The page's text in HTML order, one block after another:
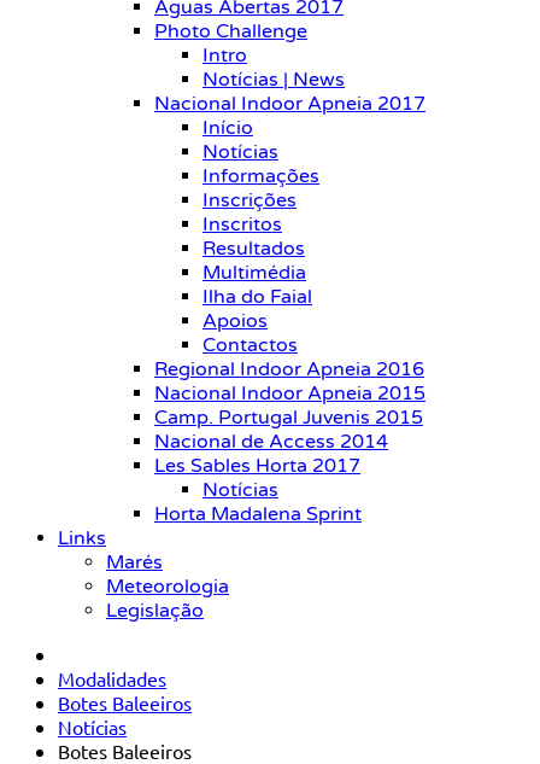
Águas Abertas 2017
Photo Challenge
Intro
Notícias | News
Nacional Indoor Apneia 2017
Início
Notícias
Informações
Inscrições
Inscritos
Resultados
Multimédia
Ilha do Faial
Apoios
Contactos
Regional Indoor Apneia 2016
Nacional Indoor Apneia 2015
Camp. Portugal Juvenis 2015
Nacional de Access 2014
Les Sables Horta 2017
Notícias
Horta Madalena Sprint
Links
Marés
Meteorologia
Legislação
Modalidades
Botes Baleeiros
Notícias
Botes Baleeiros